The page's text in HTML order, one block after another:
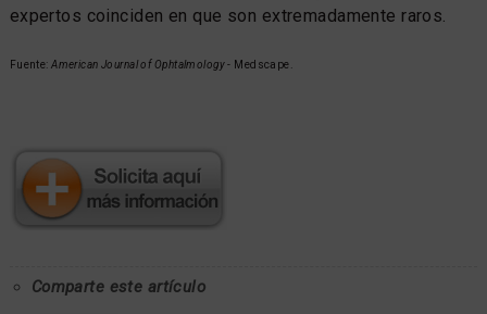
expertos coinciden en que son extremadamente raros.
Fuente:American Journal of Ophtalmology- Medscape.
Comparte este artículo